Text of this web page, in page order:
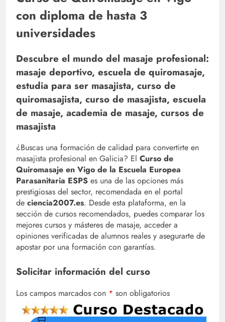
con diploma de hasta 3
universidades
Descubre el mundo del masaje profesional:
masaje deportivo, escuela de quiromasaje,
estudia para ser masajista, curso de
quiromasajista, curso de masajista, escuela
de masaje, academia de masaje, cursos de
masajista
¿Buscas una formación de calidad para convertirte en
masajista profesional en Galicia? El Curso de
Quiromasaje en Vigo de la Escuela Europea
Parasanitaria ESPS es una de las opciones más
prestigiosas del sector, recomendada en el portal
de ciencia2007.es. Desde esta plataforma, en la
sección de cursos recomendados, puedes comparar los
mejores cursos y másteres de masaje, acceder a
opiniones verificadas de alumnos reales y asegurarte de
apostar por una formación con garantías.
Solicitar información del curso
Los campos marcados con * son obligatorios